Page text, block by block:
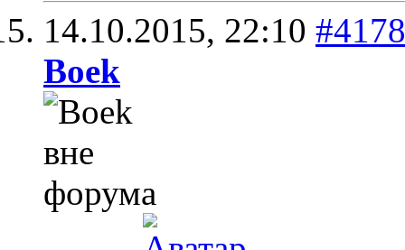
14.10.2015, 22:10 #4178
Boek